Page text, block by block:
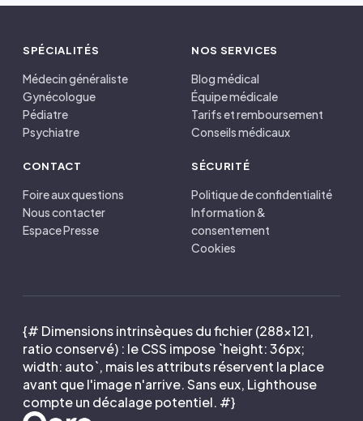
SPÉCIALITÉS
Médecin généraliste
Gynécologue
Pédiatre
Psychiatre
NOS SERVICES
Blog médical
Équipe médicale
Tarifs et remboursement
Conseils médicaux
CONTACT
Foire aux questions
Nous contacter
Espace Presse
SÉCURITÉ
Politique de confidentialité
Information &
consentement
Cookies
{# Dimensions intrinsèques du fichier (288×121,
ratio conservé) : le CSS impose `height: 36px;
width: auto`, mais les attributs réservent la place
avant que l'image n'arrive. Sans eux, Lighthouse
compte un décalage potentiel. #}